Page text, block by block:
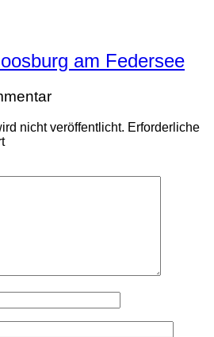
am Federsee
nicht veröffentlicht. Erforderliche